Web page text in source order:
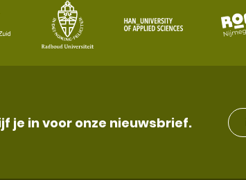
je in voor onze nieuwsbrief.